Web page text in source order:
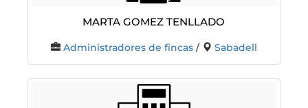
Marta Gomez Tenllado
Administradores de fincas/ Sabadell